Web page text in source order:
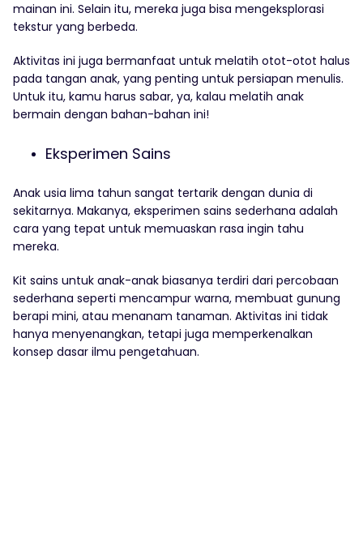
mainan ini. Selain itu, mereka juga bisa mengeksplorasi
tekstur yang berbeda.
Aktivitas ini juga bermanfaat untuk melatih otot-otot halus
pada tangan anak, yang penting untuk persiapan menulis.
Untuk itu, kamu harus sabar, ya, kalau melatih anak
bermain dengan bahan-bahan ini!
Eksperimen Sains
Anak usia lima tahun sangat tertarik dengan dunia di
sekitarnya. Makanya, eksperimen sains sederhana adalah
cara yang tepat untuk memuaskan rasa ingin tahu
mereka.
Kit sains untuk anak-anak biasanya terdiri dari percobaan
sederhana seperti mencampur warna, membuat gunung
berapi mini, atau menanam tanaman. Aktivitas ini tidak
hanya menyenangkan, tetapi juga memperkenalkan
konsep dasar ilmu pengetahuan.